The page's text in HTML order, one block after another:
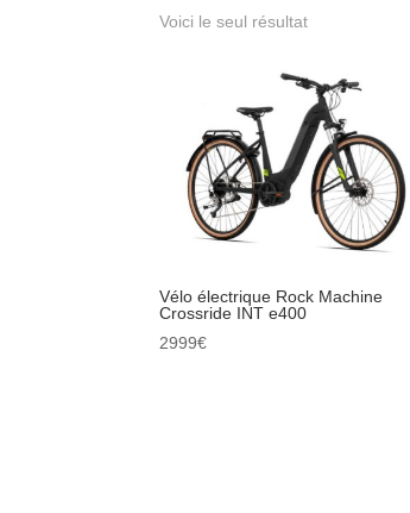
Voici le seul résultat
Vélo électrique Rock Machine
Crossride INT e400
2999€